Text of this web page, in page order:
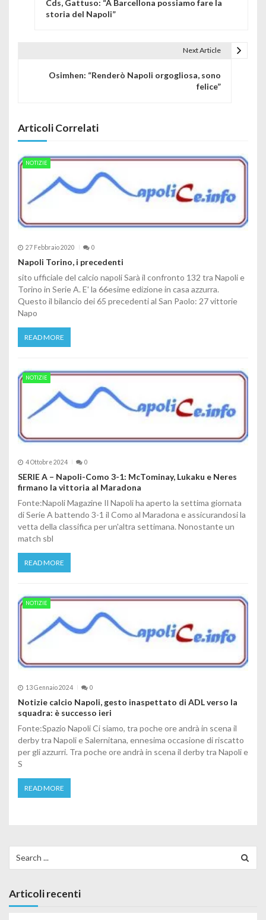
Cds, Gattuso: “A Barcellona possiamo fare la
storia del Napoli”
Next Article
Osimhen: “Renderò Napoli orgogliosa, sono
felice”
Articoli Correlati
NOTIZIE
27 Febbraio 2020 0
Napoli Torino, i precedenti
sito ufficiale del calcio napoli Sarà il confronto 132 tra Napoli e
Torino in Serie A. E' la 66esime edizione in casa azzurra.
Questo il bilancio dei 65 precedenti al San Paolo: 27 vittorie
Napo
READ MORE
NOTIZIE
4 Ottobre 2024 0
SERIE A – Napoli-Como 3-1: McTominay, Lukaku e Neres
firmano la vittoria al Maradona
Fonte:Napoli Magazine Il Napoli ha aperto la settima giornata
di Serie A battendo 3-1 il Como al Maradona e assicurandosi la
vetta della classifica per un'altra settimana. Nonostante un
match sbl
READ MORE
NOTIZIE
13 Gennaio 2024 0
Notizie calcio Napoli, gesto inaspettato di ADL verso la
squadra: è successo ieri
Fonte:Spazio Napoli Ci siamo, tra poche ore andrà in scena il
derby tra Napoli e Salernitana, ennesima occasione di riscatto
per gli azzurri. Tra poche ore andrà in scena il derby tra Napoli e
S
READ MORE
Articoli recenti